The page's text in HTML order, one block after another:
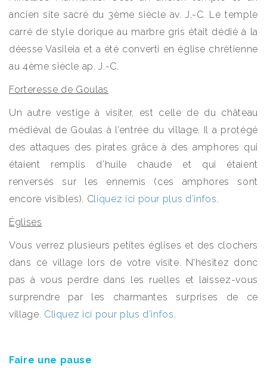
ancien site sacré du 3ème siècle av. J.-C. Le temple
carré de style dorique au marbre gris était dédié à la
déesse Vasileia et a été converti en église chrétienne
au 4ème siècle ap. J.-C.
Forteresse de Goulas
Un autre vestige à visiter, est celle de du château
médiéval de Goulas à l’entrée du village. Il a protégé
des attaques des pirates grâce à des amphores qui
étaient remplis d’huile chaude et qui étaient
renversés sur les ennemis (ces amphores sont
encore visibles). Cliquez ici pour plus d’infos.
Églises
Vous verrez plusieurs petites églises et des clochers
dans ce village lors de votre visite. N’hésitez donc
pas à vous perdre dans les ruelles et laissez-vous
surprendre par les charmantes surprises de ce
village. Cliquez ici pour plus d’infos.
Faire une pause